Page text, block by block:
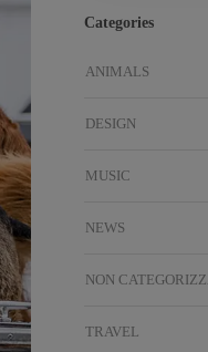
Categories
ANIMALS
DESIGN
MUSIC
NEWS
NON
TRAVEL